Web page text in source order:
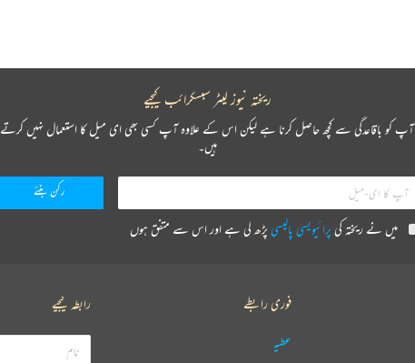
ریختہ نیوز لیٹر سبسکرائب کیجیے
آپ کو باقاعدگی سے کچھ حاصل کرنا ہے لیکن اس کے علاوہ آپ کسی بھی ای میل کا استعمال نہیں کرتے
ہیں۔
میں نے ریختہ کیپرائیویسی پالیسیپڑھ لی ہے اور اس سے متفق ہوں
فوری رابطے
عطیہ
رابطہ کیجیے